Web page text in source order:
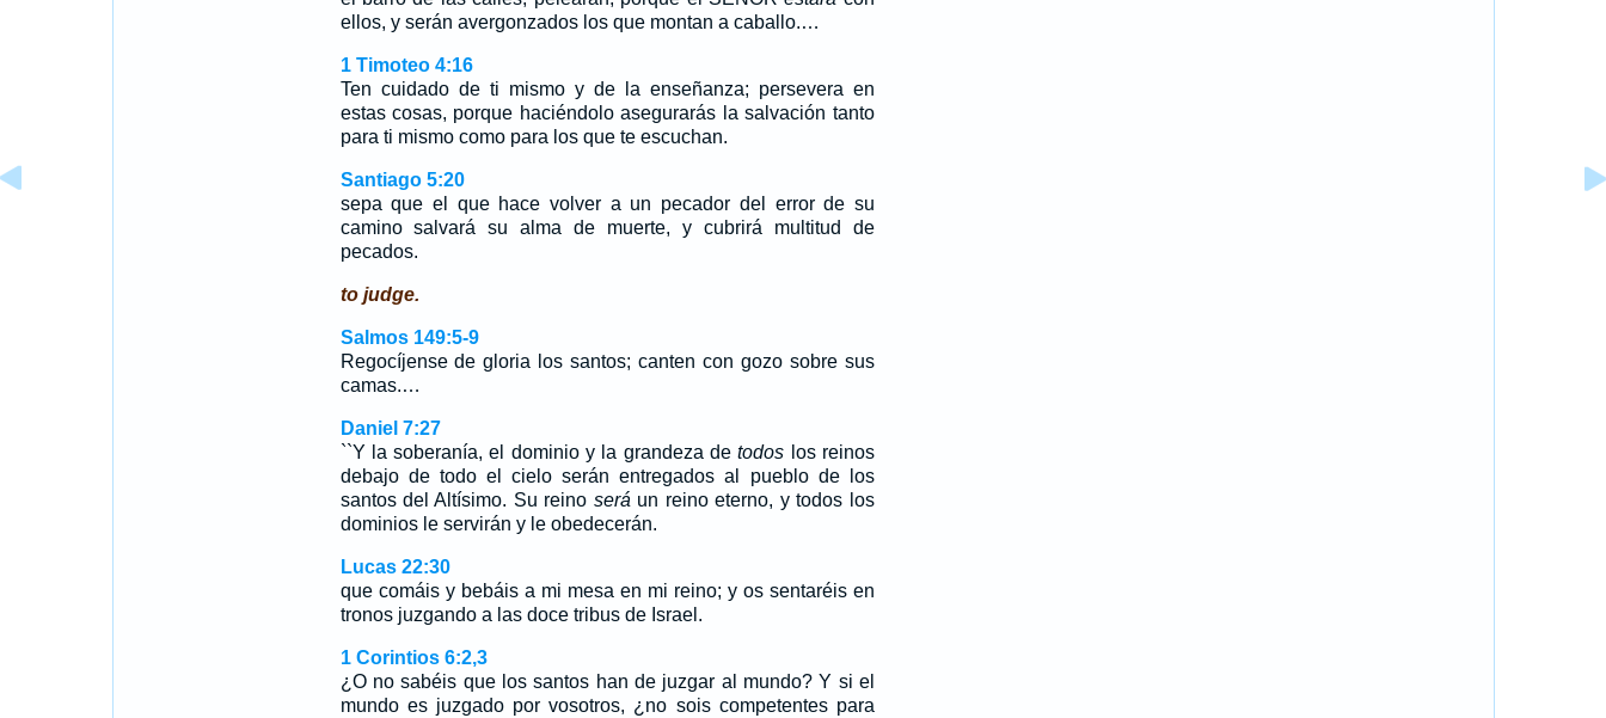
ellos, y serán avergonzados los que montan a caballo.…
1 Timoteo 4:16
Ten cuidado de ti mismo y de la enseñanza; persevera en
estas cosas, porque haciéndolo asegurarás la salvación tanto
para ti mismo como para los que te escuchan.
Santiago 5:20
sepa que el que hace volver a un pecador del error de su
camino salvará su alma de muerte, y cubrirá multitud de
pecados.
to judge.
Salmos 149:5-9
Regocíjense de gloria los santos; canten con gozo sobre sus
camas.…
Daniel 7:27
``Y la soberanía, el dominio y la grandeza detodos los reinos
debajo de todo el cielo serán entregados al pueblo de los
santos del Altísimo. Su reino será un reino eterno, y todos los
dominios le servirán y le obedecerán.
Lucas 22:30
que comáis y bebáis a mi mesa en mi reino; y os sentaréis en
tronos juzgando a las doce tribus de Israel.
1 Corintios 6:2,3
¿O no sabéis que los santos han de juzgar al mundo? Y si el
mundo es juzgado por vosotros, ¿no sois competentes para